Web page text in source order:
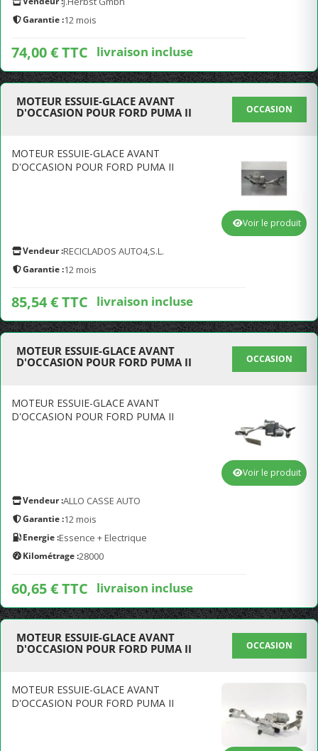
Garantie :12 mois
74,00 € TTC livraison incluse
MOTEUR ESSUIE-GLACE AVANT
D'OCCASION POUR FORD PUMA II
OCCASION
MOTEUR ESSUIE-GLACE AVANT
D'OCCASION POUR FORD PUMA II
Vendeur :RECICLADOS AUTO4,S.L.
Garantie :12 mois
85,54 € TTC livraison incluse
Voir le produit
MOTEUR ESSUIE-GLACE AVANT
D'OCCASION POUR FORD PUMA II
OCCASION
MOTEUR ESSUIE-GLACE AVANT
D'OCCASION POUR FORD PUMA II
Vendeur :ALLO CASSE AUTO
Garantie :12 mois
Energie :Essence + Electrique
Kilométrage :28000
60,65 € TTC livraison incluse
Voir le produit
MOTEUR ESSUIE-GLACE AVANT
D'OCCASION POUR FORD PUMA II
OCCASION
MOTEUR ESSUIE-GLACE AVANT
D'OCCASION POUR FORD PUMA II